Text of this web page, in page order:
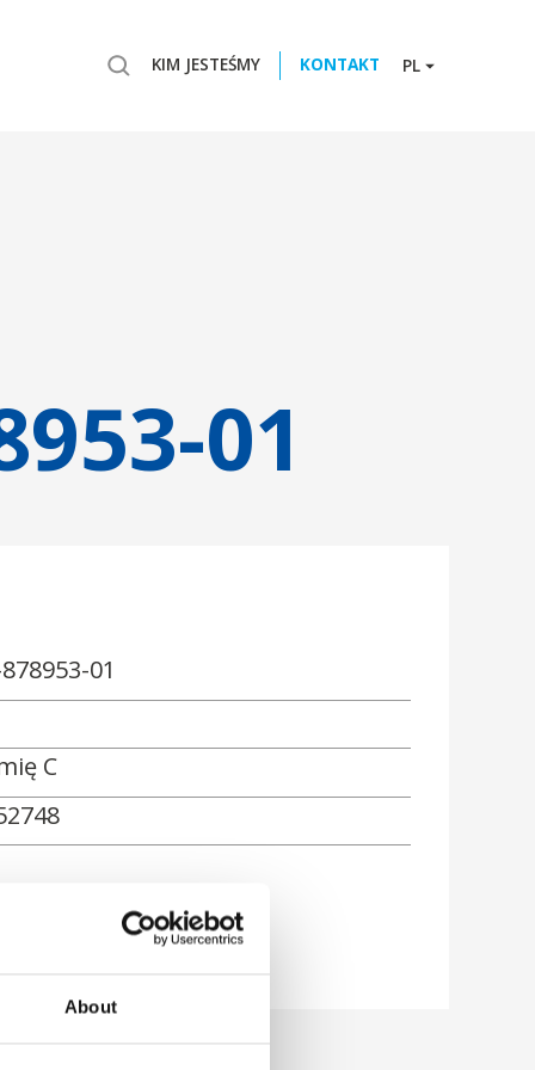
About
KIM JESTEŚMY KONTAKT PL
01
01
C